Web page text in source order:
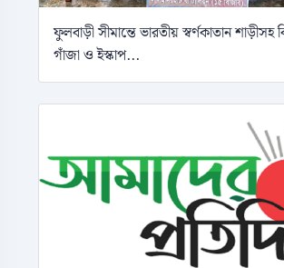
ফুলবাড়ী সীমান্তে ভারতীয় স্বর্ণকাতান
গাঁজা ও ইস্কাপ...